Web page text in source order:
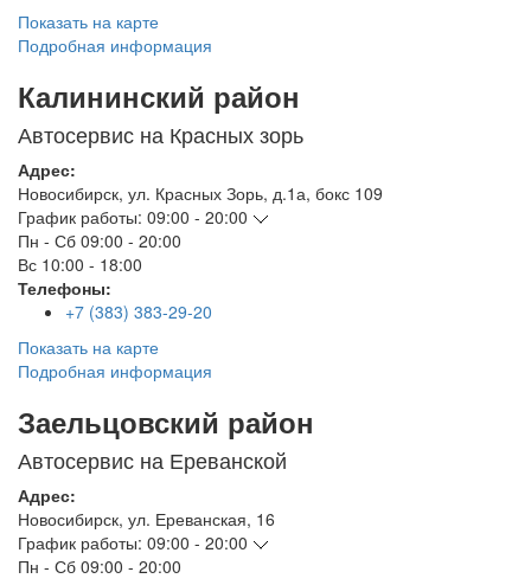
Показать на карте
Подробная информация
Калининский район
Автосервис на Красных зорь
Адрес:
Новосибирск, ул. Красных Зорь, д.1а, бокс 109
График работы: 09:00 - 20:00
Пн - Сб 09:00 - 20:00
Вс 10:00 - 18:00
Телефоны:
+7 (383) 383-29-20
Показать на карте
Подробная информация
Заельцовский район
Автосервис на Ереванской
Адрес:
Новосибирск, ул. Ереванская, 16
График работы: 09:00 - 20:00
Пн - Сб 09:00 - 20:00